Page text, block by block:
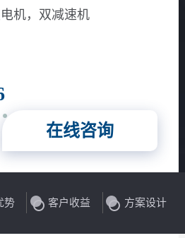
机，双减速机
在线咨询
势 客户收益 方案设计